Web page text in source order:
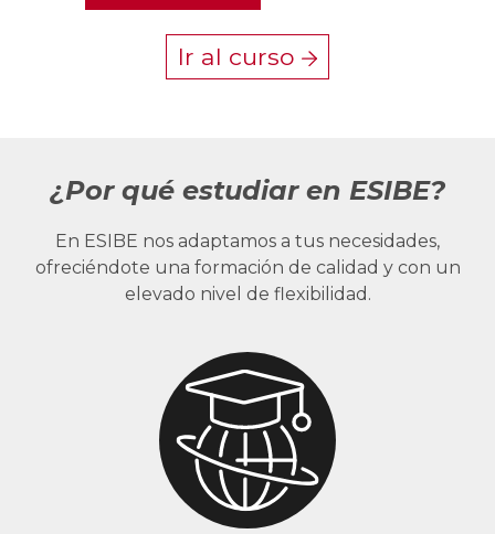
Ir al curso
¿Por qué estudiar en ESIBE?
En ESIBE nos adaptamos a tus necesidades,
ofreciéndote una formación de calidad y con un
elevado nivel de flexibilidad.